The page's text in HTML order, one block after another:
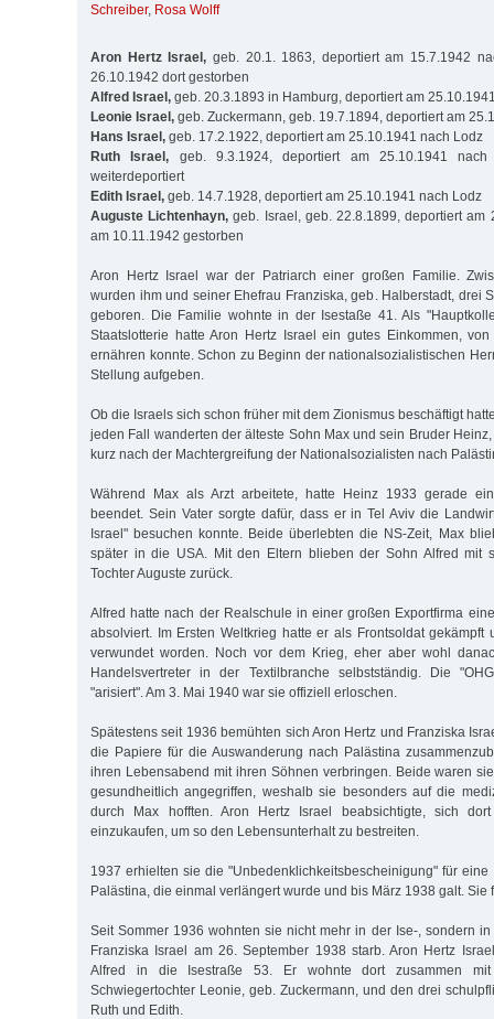
Schreiber, Rosa Wolff
Aron Hertz Israel, geb. 20.1. 1863, deportiert am 15.7.1942
26.10.1942 dort gestorben
Alfred Israel, geb. 20.3.1893 in Hamburg, deportiert am
Leonie Israel, geb. Zuckermann, geb. 19.7.1894, deportiert am
Hans Israel, geb. 17.2.1922, deportiert am 25.10.1941 nach Lodz
Ruth Israel, geb. 9.3.1924, deportiert am 25.10.1941
weiterdeportiert
Edith Israel, geb. 14.7.1928, deportiert am 25.10.1941 nach Lodz
Auguste Lichtenhayn, geb. Israel, geb. 22.8.1899, deportiert am
am 10.11.1942 gestorben
Aron Hertz Israel war der Patriarch einer großen Familie.
wurden ihm und seiner Ehefrau Franziska, geb. Halberstadt, drei
geboren. Die Familie wohnte in der Isestaße 41. Als
Staatslotterie hatte Aron Hertz Israel ein gutes Einkommen,
ernähren konnte. Schon zu Beginn der nationalsozialistischen
Stellung aufgeben.
Ob die Israels sich schon früher mit dem Zionismus beschäftigt
jeden Fall wanderten der älteste Sohn Max und sein Bruder
kurz nach der Machtergreifung der Nationalsozialisten nach
Während Max als Arzt arbeitete, hatte Heinz 1933 gerade
beendet. Sein Vater sorgte dafür, dass er in Tel Aviv die
Israel" besuchen konnte. Beide überlebten die NS-Zeit, Max
später in die USA. Mit den Eltern blieben der Sohn Alfred mit
Tochter Auguste zurück.
Alfred hatte nach der Realschule in einer großen Exportfirma
absolviert. Im Ersten Weltkrieg hatte er als Frontsoldat gekämpft
verwundet worden. Noch vor dem Krieg, eher aber wohl
Handelsvertreter in der Textilbranche selbstständig. Die
"arisiert". Am 3. Mai 1940 war sie offiziell erloschen.
Spätestens seit 1936 bemühten sich Aron Hertz und Franziska
die Papiere für die Auswanderung nach Palästina
ihren Lebensabend mit ihren Söhnen verbringen. Beide waren
gesundheitlich angegriffen, weshalb sie besonders auf die
durch Max hofften. Aron Hertz Israel beabsichtigte, sich
einzukaufen, um so den Lebensunterhalt zu bestreiten.
1937 erhielten sie die "Unbedenklichkeitsbescheinigung" für eine
Palästina, die einmal verlängert wurde und bis März 1938 galt. Sie
Seit Sommer 1936 wohnten sie nicht mehr in der Ise-, sondern
Franziska Israel am 26. September 1938 starb. Aron Hertz
Alfred in die Isestraße 53. Er wohnte dort zusammen
Schwiegertochter Leo­nie, geb. Zuckermann, und den drei
Ruth und Edith.